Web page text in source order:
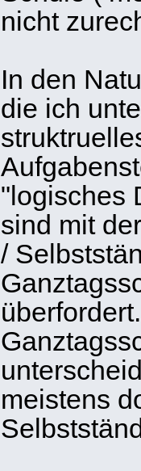
nicht
In den
die ich
"logisches
sind mit
/
meistens